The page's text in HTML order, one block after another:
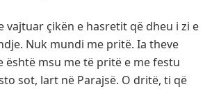
vajtuar çikën e hasretit që dheu i zi e
Nuk mundi me pritë. Ia theve
është msu me të pritë e me festu
sot, lart në Parajsë. O dritë, ti që